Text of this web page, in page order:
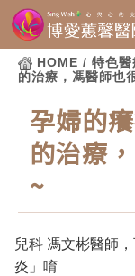
HOME / 特色醫
的治療，馮醫師也
孕婦的
的治療
~
兒科 馮文彬醫師
炎」唷